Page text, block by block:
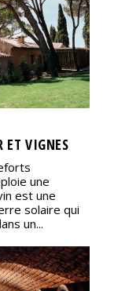
ET VIGNES
une
est une
solaire qui
un...